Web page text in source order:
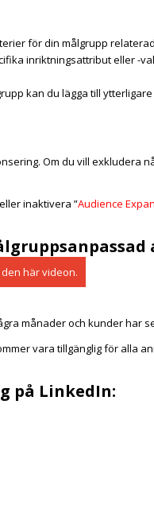
för din målgrupp
inriktningsattribut eller -
kan du lägga till ytterligare
Om du vill exkludera
inaktivera ”Audience
här videon.
månader och kunder har
vara tillgänglig för alla
på LinkedIn: